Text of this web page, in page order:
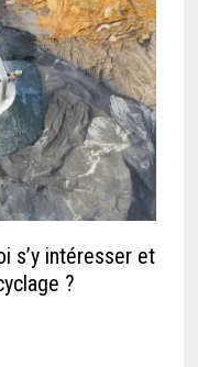
s’y intéresser et
?